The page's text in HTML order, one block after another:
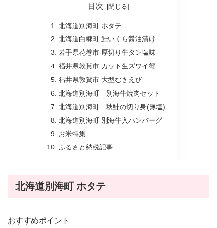
目次
北海道別海町 ホタテ
北海道白糠町 鮭いくら醤油漬け
岩手県花巻市 厚切り牛タン塩味
福井県敦賀市 カット生ズワイ蟹
福井県敦賀市 大型むきえび
北海道別海町 別海牛焼肉セット
北海道別海町 秋鮭の切り身(無塩)
北海道別海町 別海牛入ハンバーグ
お米特集
ふるさと納税記事
北海道別海町 ホタテ
おすすめポイント